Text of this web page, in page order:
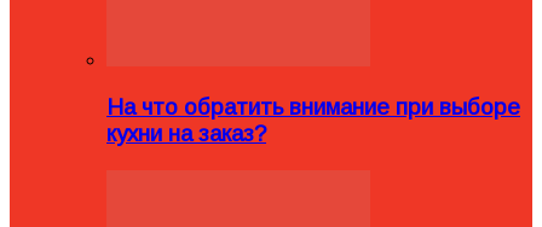
На что обратить внимание при выборе
кухни на заказ?